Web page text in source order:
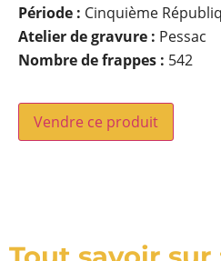
Période : Cinquième
Atelier de gravure : Pessac
Nombre de frappes : 542
Vendre ce produit